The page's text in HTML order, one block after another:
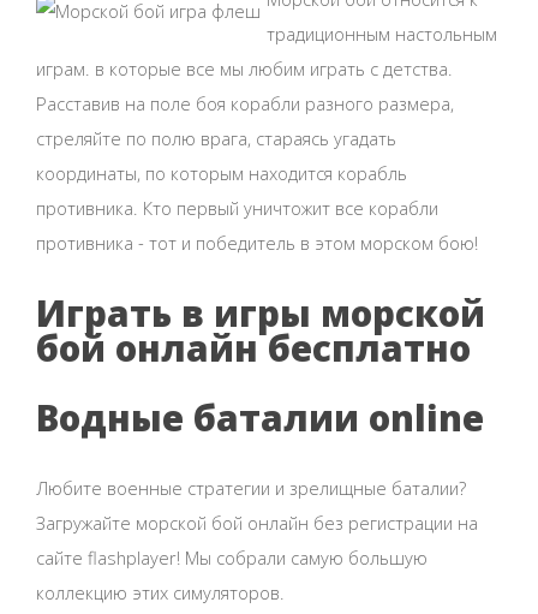
традиционным настольным
играм. в которые все мы любим играть с детства.
Расставив на поле боя корабли разного размера,
стреляйте по полю врага, стараясь угадать
координаты, по которым находится корабль
противника. Кто первый уничтожит все корабли
противника - тот и победитель в этом морском бою!
Играть в игры морской
бой онлайн бесплатно
Водные баталии online
Любите военные стратегии и зрелищные баталии?
Загружайте морской бой онлайн без регистрации на
сайте flashplayer! Мы собрали самую большую
коллекцию этих симуляторов.